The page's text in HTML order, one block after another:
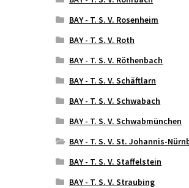
BAY - T. S. V. Rosenheim
BAY - T. S. V. Roth
BAY - T. S. V. Röthenbach
BAY - T. S. V. Schäftlarn
BAY - T. S. V. Schwabach
BAY - T. S. V. Schwabmünchen
BAY - T. S. V. St. Johannis-
BAY - T. S. V. Staffelstein
BAY - T. S. V. Straubing